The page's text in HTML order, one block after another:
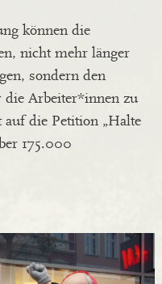
können die
nicht mehr länger
sondern den
Arbeiter*innen zu
die Petition „Halte
175.000